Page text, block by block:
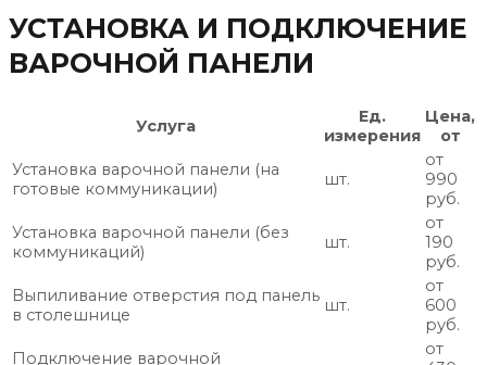
УСТАНОВКА И ПОДКЛЮЧЕНИЕ
ВАРОЧНОЙ ПАНЕЛИ
Услуга
Ед.
измерения
Цена,
от
Установка варочной панели (на
готовые коммуникации)
шт.
от
990
руб.
Установка варочной панели (без
коммуникаций)
шт.
от
190
руб.
Выпиливание отверстия под панель
в столешнице
шт.
от
600
руб.
Подключение варочной
от